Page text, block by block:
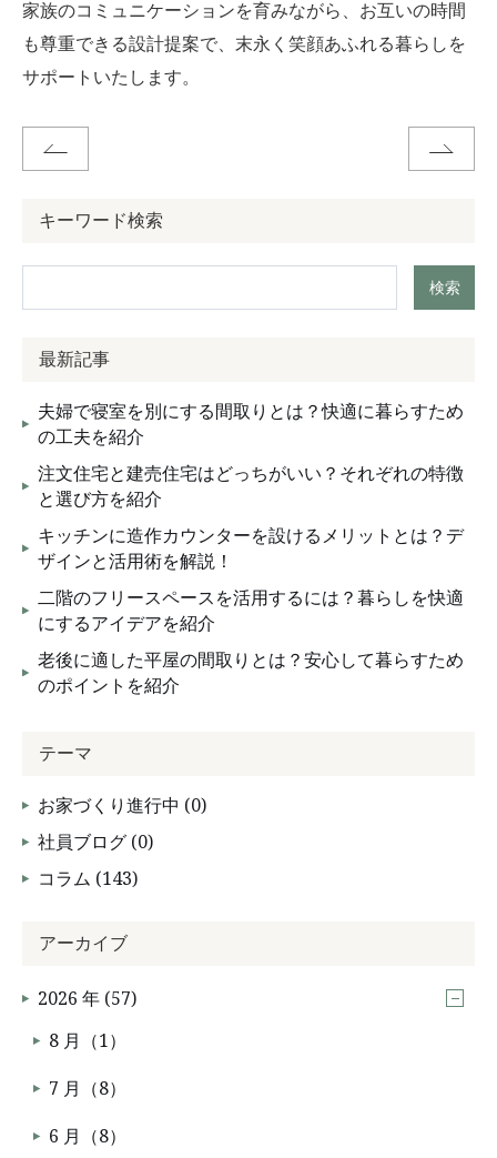
家族のコミュニケーションを育みながら、お互いの時間
も尊重できる設計提案で、末永く笑顔あふれる暮らしを
サポートいたします。
キーワード検索
検索
最新記事
夫婦で寝室を別にする間取りとは？快適に暮らすため
の工夫を紹介
注文住宅と建売住宅はどっちがいい？それぞれの特徴
と選び方を紹介
キッチンに造作カウンターを設けるメリットとは？デ
ザインと活用術を解説！
二階のフリースペースを活用するには？暮らしを快適
にするアイデアを紹介
老後に適した平屋の間取りとは？安心して暮らすため
のポイントを紹介
テーマ
お家づくり進行中 (0)
社員ブログ (0)
コラム (143)
アーカイブ
2026 年 (57)
8 月（1）
7 月（8）
6 月（8）